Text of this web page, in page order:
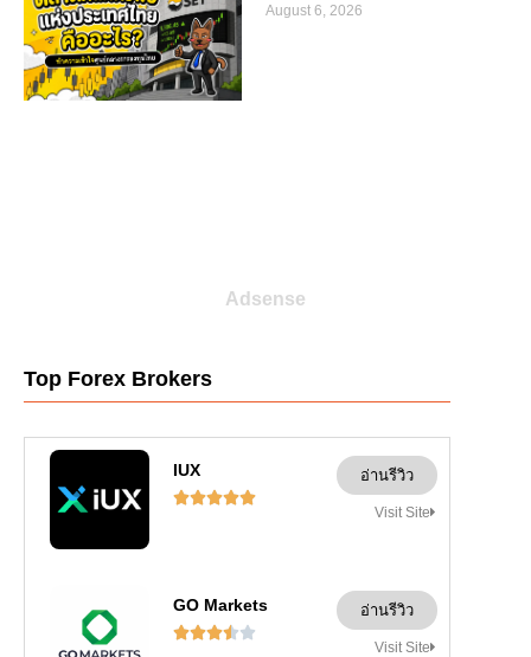
August 6, 2026
Adsense
Top Forex Brokers
IUX

อ่านรีวิว
Visit Site
GO Markets

อ่านรีวิว
Visit Site